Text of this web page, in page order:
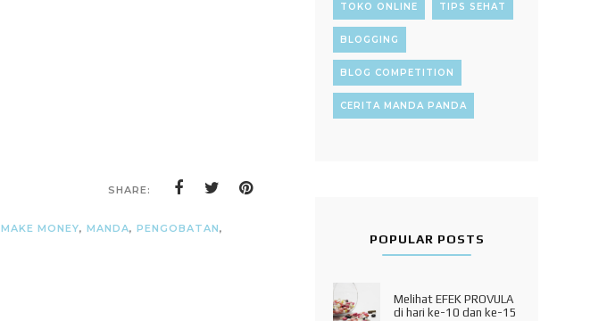
SHARE:
MAKE MONEY, MANDA, PENGOBATAN,
TOKO ONLINE TIPS SEHAT
BLOGGING
BLOG COMPETITION
CERITA MANDA PANDA
POPULAR POSTS
Melihat EFEK PROVULA
di hari ke-10 dan ke-15